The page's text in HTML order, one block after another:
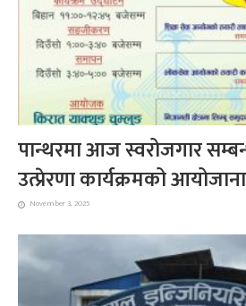
पान्थरमा आज स्वरोजगार
उत्प्रेरणा कार्यक्रमको
November 3, 2025